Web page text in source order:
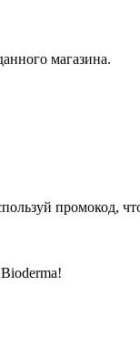
магазина.
промокод,